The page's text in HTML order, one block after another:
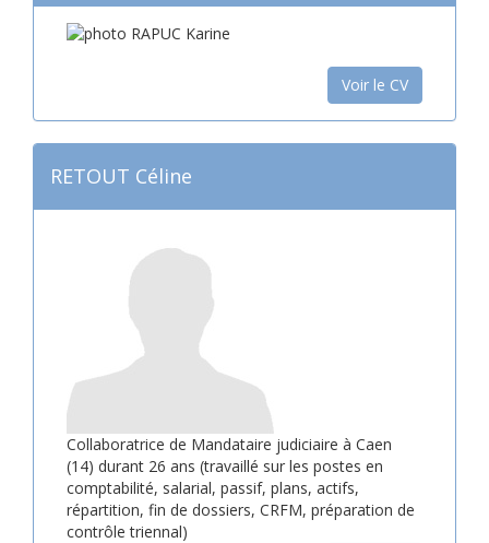
Voir le CV
RETOUT Céline
Collaboratrice de Mandataire judiciaire à Caen
(14) durant 26 ans (travaillé sur les postes en
comptabilité, salarial, passif, plans, actifs,
répartition, fin de dossiers, CRFM, préparation de
contrôle triennal)